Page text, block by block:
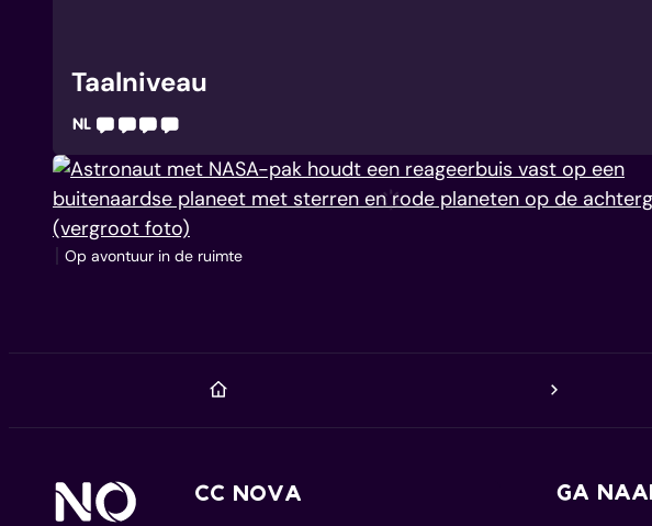
Taalniveau
Je begrijpt en spreekt vlot Nederlands. Je moet weinig
Taaliconen helpen anderstaligen een geschikte activiteit,
Op avontuur in de ruimte
Home Contact
CC NOVA GA